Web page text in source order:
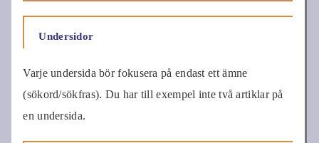
Undersidor
Varje undersida bör fokusera på endast ett ämne
(sökord/sökfras). Du har till exempel inte två artiklar på
en undersida.